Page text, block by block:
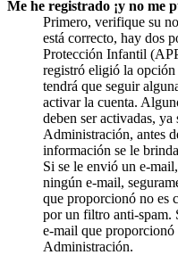
Me he registrado ¡y no me
Primero, verifique su
está correcto, hay dos
Protección Infantil
registró eligió la opción
tendrá que seguir
activar la cuenta.
deben ser activadas,
Administración, antes
información se le
Si se le envió un e-
ningún e-mail,
que proporcionó no es
por un filtro anti-spam.
e-mail que proporcionó
Administración.